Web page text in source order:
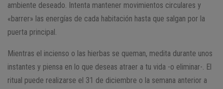
ambiente deseado. Intenta mantener movimientos circulares y
«barrer» las energías de cada habitación hasta que salgan por la
puerta principal.
Mientras el incienso o las hierbas se queman, medita durante unos
instantes y piensa en lo que deseas atraer a tu vida -o eliminar-. El
ritual puede realizarse el 31 de diciembre o la semana anterior a